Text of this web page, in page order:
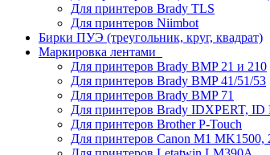
Для принтеров Brady TLS
Для принтеров Niimbot
Бирки ПУЭ (треугольник, круг, квадрат)
Маркировка лентами
Для принтеров Brady BMP 21 и 210
Для принтеров Brady BMP 41/51/53
Для принтеров Brady BMP 71
Для принтеров Brady IDXPERT, ID
Для принтеров Brother P-Touch
Для принтеров Canon M1 MK1500,